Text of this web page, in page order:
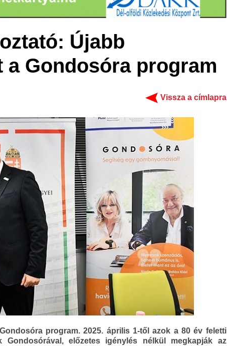
Újabb
Gondosóra program
Vissza a címlapra
program. 2025. április 1-től azok a 80 év feletti
előzetes igénylés nélkül megkapják az